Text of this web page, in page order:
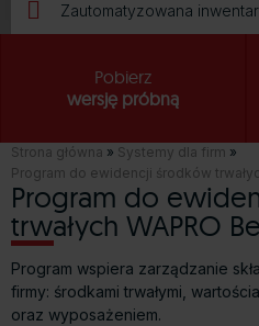
Zautomatyzowana
Pobierz
wersję próbną
Strona główna » Systemy dla firm »
Program do ewidencji środków
Program do
trwałych WAPRO
Program wspiera zarządzanie
firmy: środkami trwałymi,
oraz wyposażeniem.